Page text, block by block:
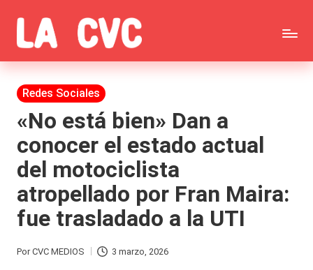
Saltar
al
contenido
C
o
p
u
c
h
a
s
y
Todas
las
noticias
de
la
farándula,
Realitys,
Tierra
Publicada
Redes Sociales
«No está bien» Dan a
conocer el estado actual
del motociclista
atropellado por Fran Maira:
fue trasladado a la UTI
Publicado
PorCVC MEDIOS 3 marzo, 2026